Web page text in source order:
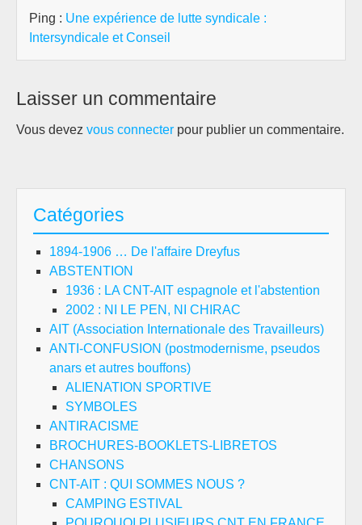
Ping : Une expérience de lutte syndicale :
Intersyndicale et Conseil
Laisser un commentaire
Vous devez vous connecter pour publier un commentaire.
Catégories
1894-1906 … De l'affaire Dreyfus
ABSTENTION
1936 : LA CNT-AIT espagnole et l'abstention
2002 : NI LE PEN, NI CHIRAC
AIT (Association Internationale des Travailleurs)
ANTI-CONFUSION (postmodernisme, pseudos
anars et autres bouffons)
ALIENATION SPORTIVE
SYMBOLES
ANTIRACISME
BROCHURES-BOOKLETS-LIBRETOS
CHANSONS
CNT-AIT : QUI SOMMES NOUS ?
CAMPING ESTIVAL